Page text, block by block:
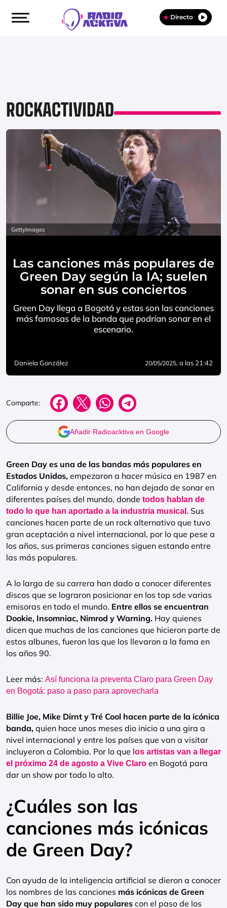
Directo
ROCKACTIVIDAD
GettyImages
Las canciones más populares de
Green Day según la IA; suelen
sonar en sus conciertos
Green Day llega a Bogotá y estas son las canciones
más famosas de la banda que podrían sonar en el
escenario.
Daniela González 20/05/2025, a las 21:42
Comparte:
Añadir Radioacktiva en Google
Green Day es una de las bandas más populares en
Estados Unidos, empezaron a hacer música en 1987 en
California y desde entonces, no han dejado de sonar en
diferentes países del mundo, donde todos hablan de
todo lo que han aportado a la industria musical. Sus
canciones hacen parte de un rock alternativo que tuvo
gran aceptación a nivel internacional, por lo que pese a
los años, sus primeras canciones siguen estando entre
las más populares.
A lo largo de su carrera han dado a conocer diferentes
discos que se lograron posicionar en los top sde varias
emisoras en todo el mundo. Entre ellos se encuentran
Dookie, Insomniac, Nimrod y Warning. Hay quienes
dicen que muchas de las canciones que hicieron parte de
estos albunes, fueron las que los llevaron a la fama en
los años 90.
Leer más: Así funciona la preventa Claro para Green Day
en Bogotá: paso a paso para aprovecharla
Billie Joe, Mike Dirnt y Tré Cool hacen parte de la icónica
banda, quien hace unos meses dio inicio a una gira a
nivel internacional y entre los países que van a visitar
incluyeron a Colombia. Por lo que los artistas van a llegar
el próximo 24 de agosto a Vive Claro en Bogotá para
dar un show por todo lo alto.
¿Cuáles son las
canciones más icónicas
de Green Day?
Con ayuda de la inteligencia artificial se dieron a conocer
los nombres de las canciones más icónicas de Green
Day que han sido muy populares con el paso de los